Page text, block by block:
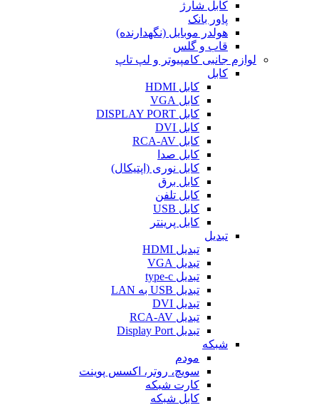
کابل شارژ
پاور بانک
هولدر موبایل (نگهدارنده)
قاب و گلس
لوازم جانبی کامپیوتر و لپ تاپ
کابل
کابل HDMI
کابل VGA
کابل DISPLAY PORT
کابل DVI
کابل RCA-AV
کابل صدا
کابل نوری (اپتیکال)
کابل برق
کابل تلفن
کابل USB
کابل پرینتر
تبدیل
تبدیل HDMI
تبدیل VGA
تبدیل type-c
تبدیل USB به LAN
تبدیل DVI
تبدیل RCA-AV
تبدیل Display Port
شبکه
مودم
سویچ، روتر، اکسس پوینت
کارت شبکه
کابل شبکه